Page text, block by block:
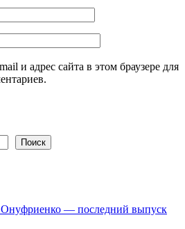
и адрес сайта в этом браузере для
Поиск
— последний выпуск